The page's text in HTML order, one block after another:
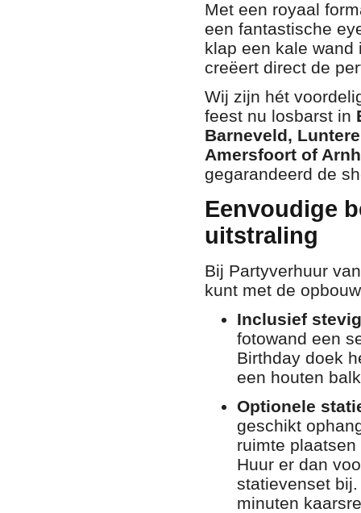
Met een royaal
een fantastische
klap een kale wand
creëert direct de
Wij zijn hét
feest nu losbarst in
Barneveld,
Amersfoort of
gegarandeerd de
Eenvoudige
uitstraling
Bij Partyverhuur
kunt met de
Inclusief
fotowand een
Birthday doek
een houten
Optionele
geschikt
ruimte
Huur er dan
statievenset
minuten